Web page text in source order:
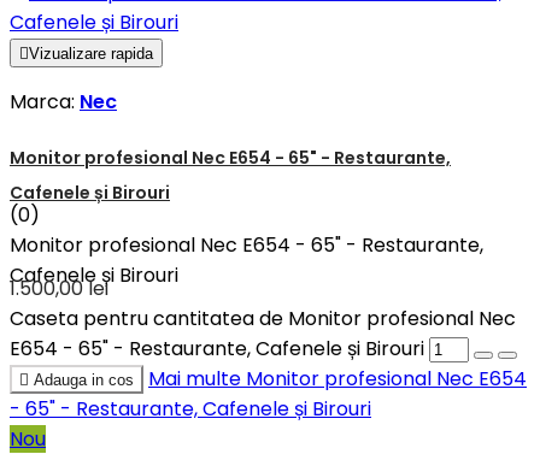
Vizualizare rapida
Marca: Nec
Monitor profesional Nec E654 - 65" - Restaurante,
Cafenele și Birouri
(0)
Monitor profesional Nec E654 - 65" - Restaurante,
Cafenele și Birouri
1.500,00 lei
Caseta pentru cantitatea de Monitor profesional Nec
E654 - 65" - Restaurante, Cafenele și Birouri
 Adauga in cos Mai multe Monitor profesional Nec E654
- 65" - Restaurante, Cafenele și Birouri
Nou